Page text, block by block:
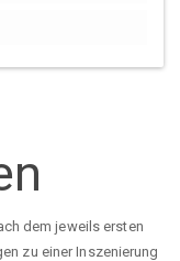
dem jeweils ersten
zu einer Inszenierung